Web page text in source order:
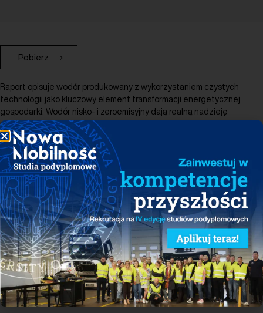
Pobierz
Raport opisuje wodór produkowany z wykorzystaniem czystych
technologii jako kluczowy element transformacji energetycznej
gospodarki. Wodór nisko- i zeroemisyjny dają realną nadzieję
na głęboką dekarbonizację wielu sektorów światowej gospodarki.
Dzięki wykorzystaniu energii z OZE w procesie elektrolizy możliwe
jest wytwarzanie zielonego wodoru, który nie generuje emisji CO₂
w całym cyklu życia. Po stronie odbioru wodoru, poza przemysłem,
istotnym sektorem pozostaje transport – szczególnie tam, gdzie
alternatywy dla paliw niskoemisyjnych są ograniczone.
Zobacz wszystkie raporty